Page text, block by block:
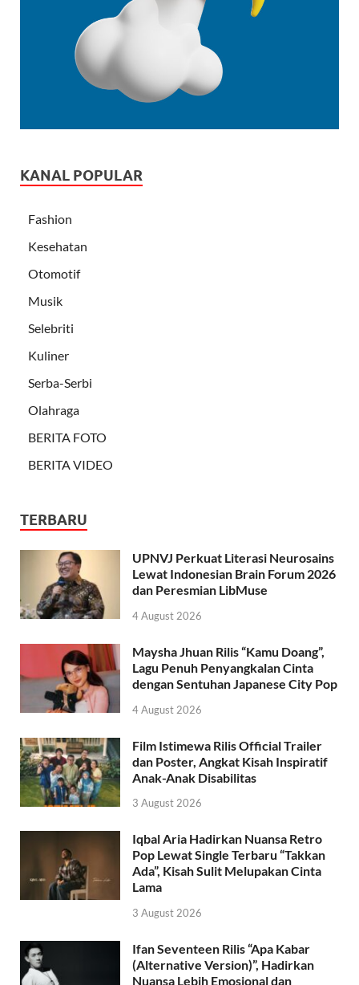
KANAL POPULAR
Fashion
Kesehatan
Otomotif
Musik
Selebriti
Kuliner
Serba-Serbi
Olahraga
BERITA FOTO
BERITA VIDEO
TERBARU
UPNVJ Perkuat Literasi Neurosains
Lewat Indonesian Brain Forum 2026
dan Peresmian LibMuse
4 August 2026
Maysha Jhuan Rilis “Kamu Doang”,
Lagu Penuh Penyangkalan Cinta
dengan Sentuhan Japanese City Pop
4 August 2026
Film Istimewa Rilis Official Trailer
dan Poster, Angkat Kisah Inspiratif
Anak-Anak Disabilitas
3 August 2026
Iqbal Aria Hadirkan Nuansa Retro
Pop Lewat Single Terbaru “Takkan
Ada”, Kisah Sulit Melupakan Cinta
Lama
3 August 2026
Ifan Seventeen Rilis “Apa Kabar
(Alternative Version)”, Hadirkan
Nuansa Lebih Emosional dan